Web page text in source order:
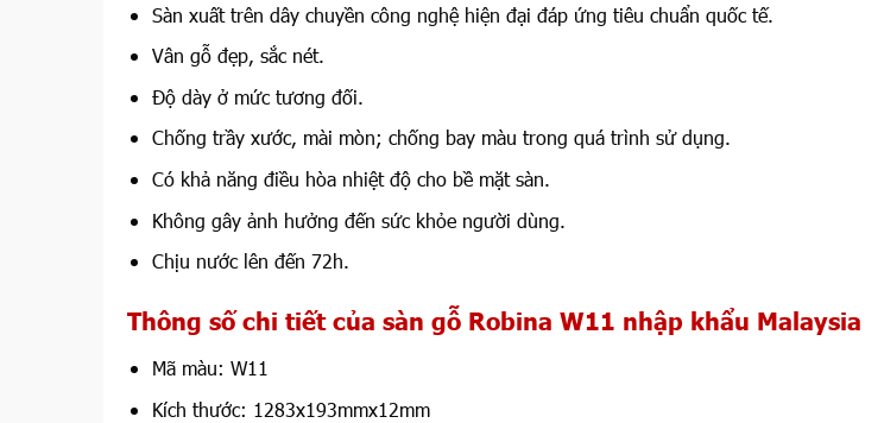
Sàn xuất trên dây chuyền công nghệ hiện đại đáp ứng tiêu chuẩn quốc tế.
Vân gỗ đẹp, sắc nét.
Độ dày ở mức tương đối.
Chống trầy xước, mài mòn; chống bay màu trong quá trình sử dụng.
Có khả năng điều hòa nhiệt độ cho bề mặt sàn.
Không gây ảnh hưởng đến sức khỏe người dùng.
Chịu nước lên đến 72h.
Thông số chi tiết của sàn gỗ Robina W11 nhập khẩu Malaysia
Mã màu: W11
Kích thước: 1283x193mmx12mm